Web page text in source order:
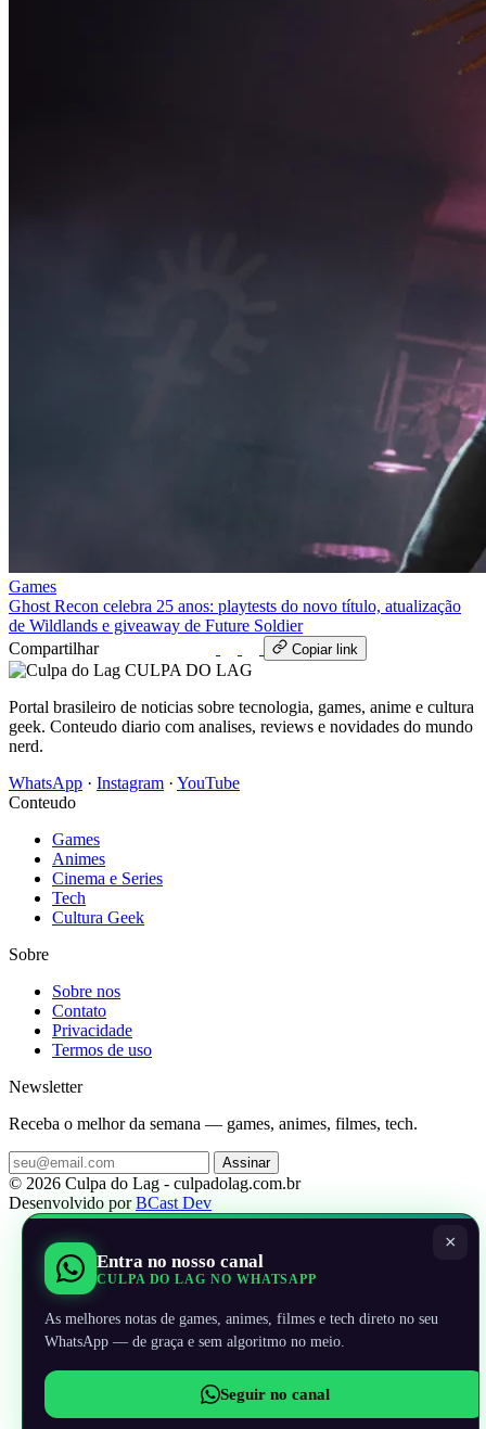
Games
Ghost Recon celebra 25 anos: playtests do novo título, atualização
de Wildlands e giveaway de Future Soldier
Compartilhar
Copiar link
CULPA DO LAG
Portal brasileiro de noticias sobre tecnologia, games, anime e cultura
geek. Conteudo diario com analises, reviews e novidades do mundo
nerd.
WhatsApp · Instagram · YouTube
Conteudo
Games
Animes
Cinema e Series
Tech
Cultura Geek
Sobre
Sobre nos
Contato
Privacidade
Termos de uso
Newsletter
Receba o melhor da semana — games, animes, filmes, tech.
Assinar
© 2026 Culpa do Lag - culpadolag.com.br
Desenvolvido porBCast Dev
×
Entra no nosso canal
CULPA DO LAG NO WHATSAPP
As melhores notas de games, animes, filmes e tech direto no seu
WhatsApp — de graça e sem algoritmo no meio.
Seguir no canal